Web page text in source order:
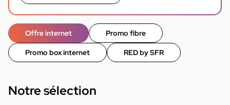
Offre internet Promo fibre
Promo box internet RED by SFR
Notre sélection